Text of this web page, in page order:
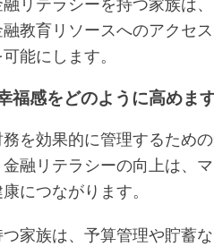
教育リソースへのアクセ
能にします。
福感をどのように高めま
を効果的に管理するため
融リテラシーの向上は、
につながります。
家族は、予算管理や貯蓄